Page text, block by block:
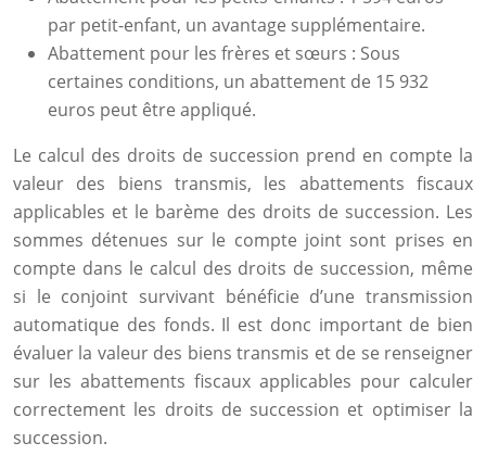
par petit-enfant, un avantage supplémentaire.
Abattement pour les frères et sœurs : Sous
certaines conditions, un abattement de 15 932
euros peut être appliqué.
Le calcul des droits de succession prend en compte la
valeur des biens transmis, les abattements fiscaux
applicables et le barème des droits de succession. Les
sommes détenues sur le compte joint sont prises en
compte dans le calcul des droits de succession, même
si le conjoint survivant bénéficie d’une transmission
automatique des fonds. Il est donc important de bien
évaluer la valeur des biens transmis et de se renseigner
sur les abattements fiscaux applicables pour calculer
correctement les droits de succession et optimiser la
succession.